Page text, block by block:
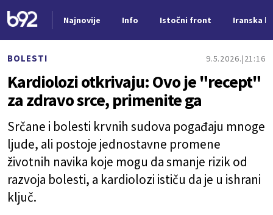
Najnovije Info Istočni front Iranska
BOLESTI 9.5.2026. 21:16
Kardiolozi otkrivaju: Ovo je "recept"
za zdravo srce, primenite ga
Srčane i bolesti krvnih sudova pogađaju mnoge
ljude, ali postoje jednostavne promene
životnih navika koje mogu da smanje rizik od
razvoja bolesti, a kardiolozi ističu da je u ishrani
ključ.